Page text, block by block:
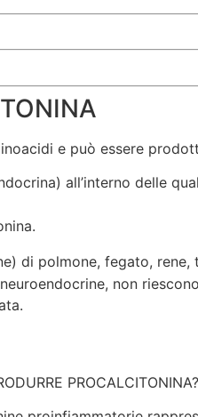
e può essere
all’interno delle
di polmone, fegato,
non
PROCALCITONINA?